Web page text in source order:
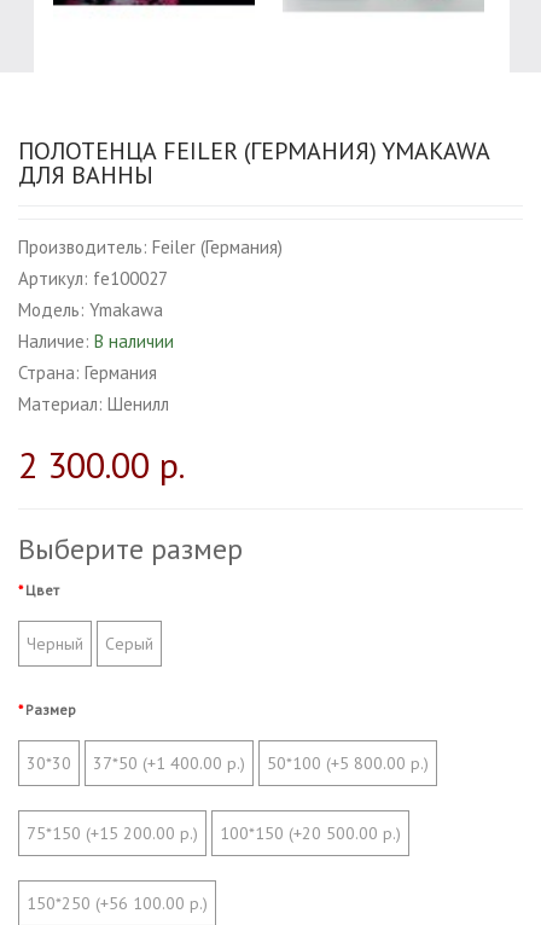
ПОЛОТЕНЦА FEILER (ГЕРМАНИЯ) YMAKAWA
ДЛЯ ВАННЫ
Производитель: Feiler (Германия)
Артикул: fe100027
Модель: Ymakawa
Наличие: В наличии
Страна: Германия
Материал: Шенилл
2 300.00 р.
Выберите размер
Цвет
Черный Серый
Размер
30*30 37*50 (+1 400.00 р.) 50*100 (+5 800.00 р.)
75*150 (+15 200.00 р.) 100*150 (+20 500.00 р.)
150*250 (+56 100.00 р.)